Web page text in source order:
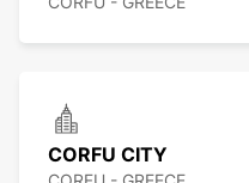
CORFU CITY